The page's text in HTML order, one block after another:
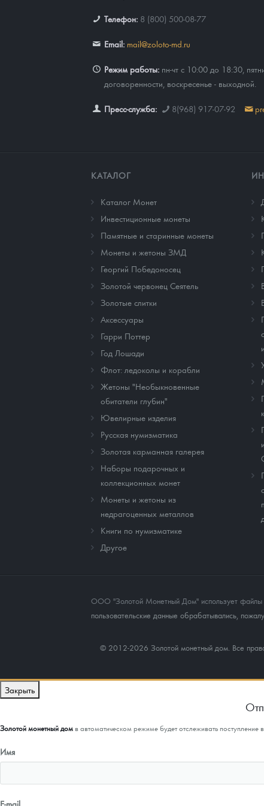
Наборы подарочных и коллекционных монет
Монеты и жетоны из недрагоценных металлов
Книги по нумизматике
Телефон: 8 (800) 500-08-77
Email: mail@zoloto-md.ru
Режим работы: пн-чт с 10:00 до 18:30,
договоренности, воскресенье - выходной.
Пресс-служба: 8(968) 917-07-92
КАТАЛОГ
Каталог Монет
Инвестиционные монеты
Памятные и старинные монеты
Монеты и жетоны ЗМД
Георгий Победоносец
Золотой червонец Сеятель
Золотые слитки
Аксессуары
Гарри Поттер
Год Лошади
Флот: ледоколы и корабли
Жетоны "Необыкновенные
обитатели глубин"
Ювелирные изделия
Русская нумизматика
Золотая карманная галерея
Наборы подарочных и
коллекционных монет
Монеты и жетоны из
недрагоценных металлов
Книги по нумизматике
Другое
ООО "Золотой Монетный Дом" использует файлы
пользовательские данные обрабатывались,
© 2012-2026 Золотой монетный дом. Все
Закрыть
Золотой монетный домв автоматическом режиме будет отслеживать
Имя
E-mail